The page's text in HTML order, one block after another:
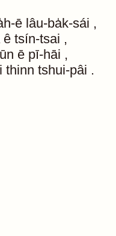
ē lâu-ba̍k-sái ,
ê tsín-tsai ,
ē pī-hāi ,
thinn tshui-pâi .